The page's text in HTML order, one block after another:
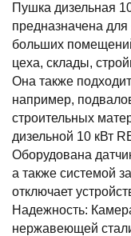
Пушка дизельная
предназначена
больших
цеха, склады,
Она также
например,
строительных
дизельной 10 кВт
Оборудована
а также системой
отключает
Надежность:
нержавеющей